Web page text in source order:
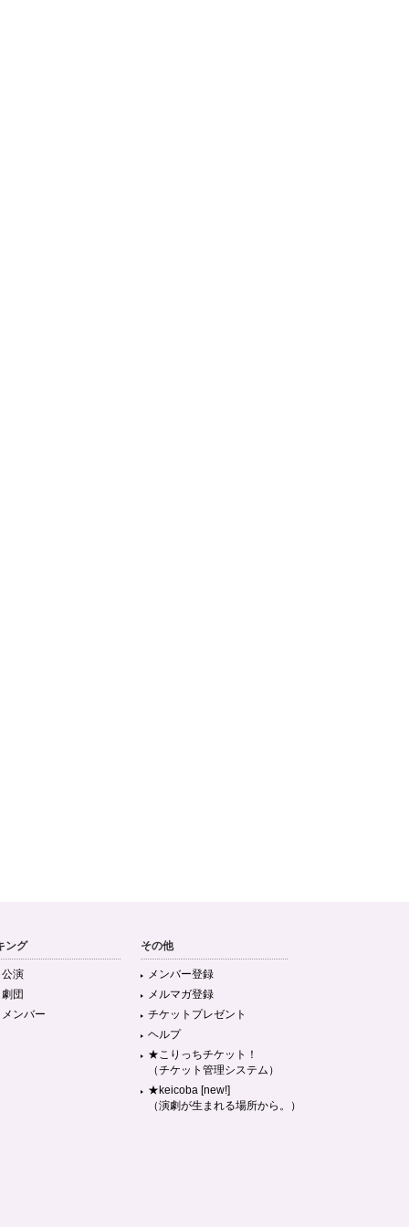
ング
演
団
ンバー
その他
メンバー登録
メルマガ登録
チケットプレゼント
ヘルプ
★こりっちチケット！
（チケット管理システム）
★keicoba [new!]
（演劇が生まれる場所から。）